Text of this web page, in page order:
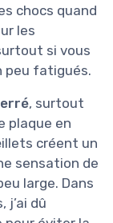
chocs quand
les
si vous
peu fatigués.
, surtout
plaque en
créent un
sensation de
large. Dans
j’ai dû